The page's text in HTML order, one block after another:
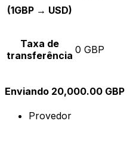
(1GBP → USD)
Taxa de
transferência 0 GBP
Enviando 20,000.00 GBP
Provedor